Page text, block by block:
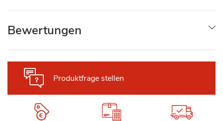
Produktfrage stellen
Bewertungen